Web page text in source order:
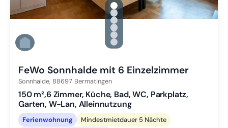
gallery.slide_selector
Zu Slide 1 wechseln
Zu Slide 2 wechseln
Zu Slide 3 wechseln
Zu Slide 4 wechseln
Zu Slide 5 wechseln
Zu Slide 6 wechseln
FeWo Sonnhalde mit 6 Einzelzimmer
Sonnhalde, 88697 Bermatingen
150 m²,6 Zimmer, Küche, Bad, WC, Parkplatz,
Garten, W-Lan, Alleinnutzung
Ferienwohnung
Mindestmietdauer 5 Nächte